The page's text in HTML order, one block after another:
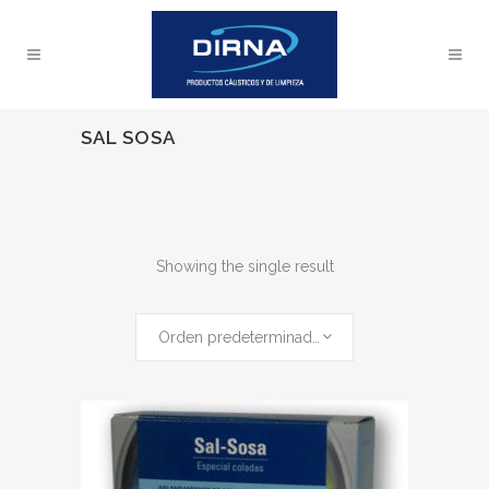
SAL SOSA
Showing the single result